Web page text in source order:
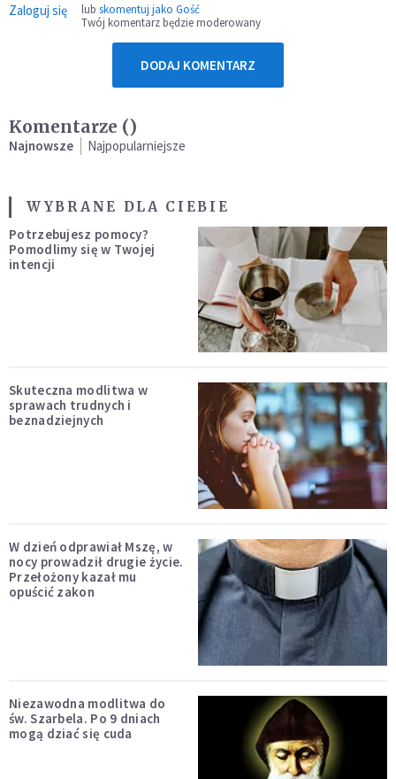
Zaloguj się lub skomentuj jako Gość
Twój komentarz będzie moderowany
DODAJ KOMENTARZ
Komentarze ()
Najnowsze Najpopularniejsze
WYBRANE DLA CIEBIE
Potrzebujesz pomocy?
Pomodlimy się w Twojej
intencji
Skuteczna modlitwa w
sprawach trudnych i
beznadziejnych
W dzień odprawiał Mszę, w
nocy prowadził drugie życie.
Przełożony kazał mu
opuścić zakon
Niezawodna modlitwa do
św. Szarbela. Po 9 dniach
mogą dziać się cuda